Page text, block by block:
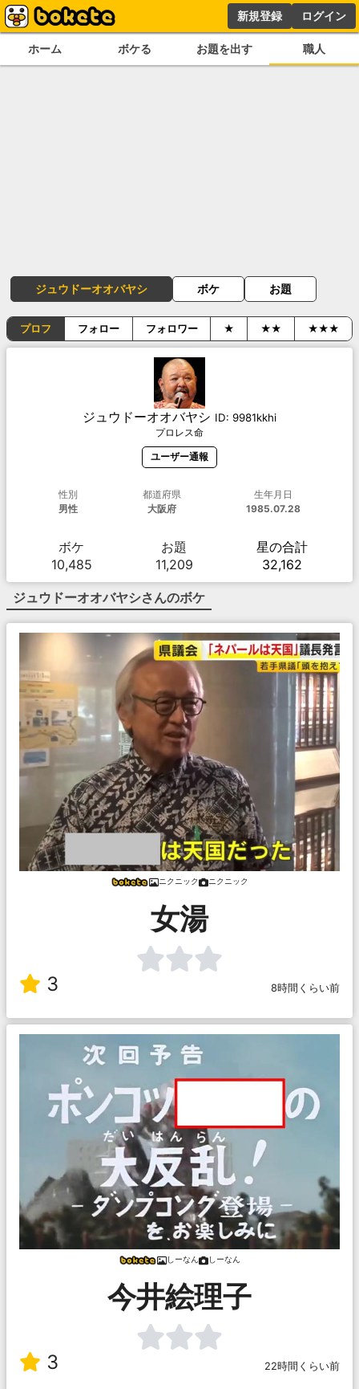
新規登録 ログイン
ホーム ボケる お題を出す 職人
ジュウドーオオバヤシ ボケ お題
プロフ フォロー フォロワー ★ ★★ ★★★
ジュウドーオオバヤシ ID: 9981kkhi
プロレス命
ユーザー通報
性別
男性
都道府県
大阪府
生年月日
1985.07.28
ボケ
10,485
お題
11,209
星の合計
32,162
ジュウドーオオバヤシさんのボケ
ニクニック ニクニック
女湯
3 8時間くらい前
しーなん しーなん
今井絵理子
3 22時間くらい前